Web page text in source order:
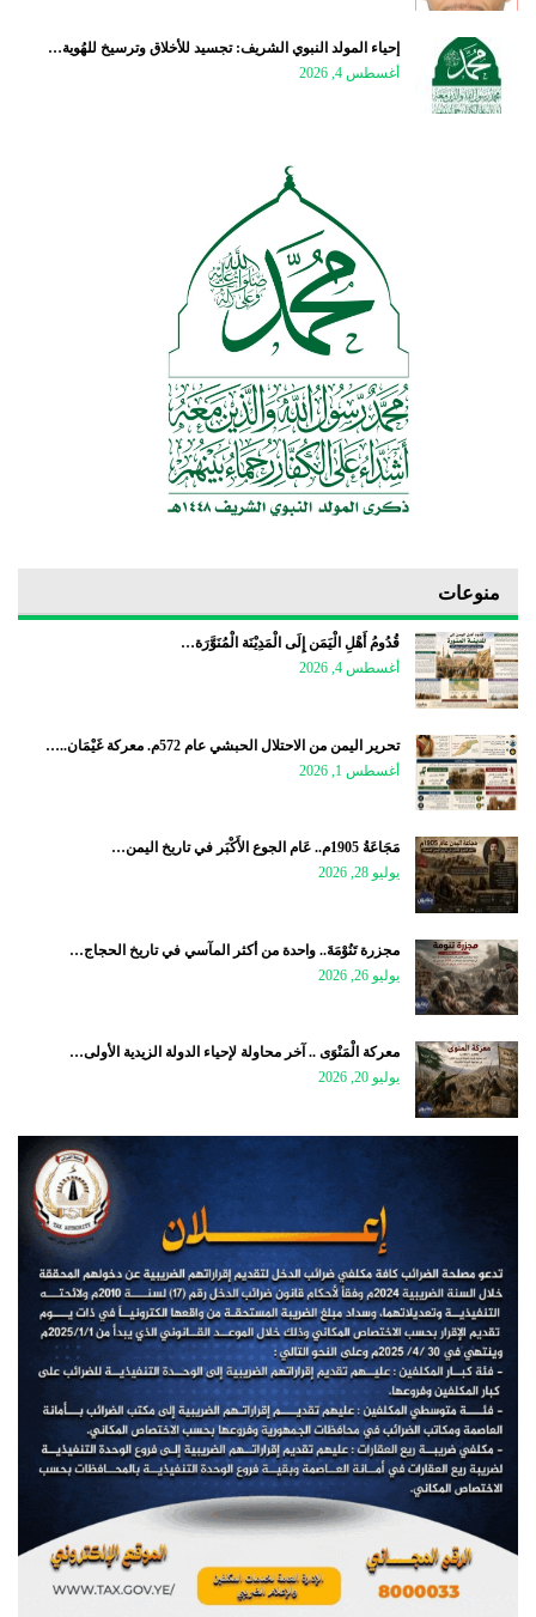
إحياء المولد النبوي الشريف: تجسيد للأخلاق وترسيخ للهُوية…
أغسطس 4, 2026
منوعات
قُدُومُ أَهْلِ الْيَمَن إِلَى الْمَدِيْنَة الْمُنَوَّرَة…
أغسطس 4, 2026
تحرير اليمن من الاحتلال الحبشي عام 572م. معركة غَيْمَان..…
أغسطس 1, 2026
مَجَاعَةُ 1905م.. عَام الجوع الأَكْبَر في تاريخ اليمن…
يوليو 28, 2026
مجزرة تَنُوْمَةَ.. واحدة من أكثر المآسي في تاريخ الحجاج…
يوليو 26, 2026
معركة الْمَنْوَى .. آخر محاولة لإحياء الدولة الزيدية الأولى…
يوليو 20, 2026